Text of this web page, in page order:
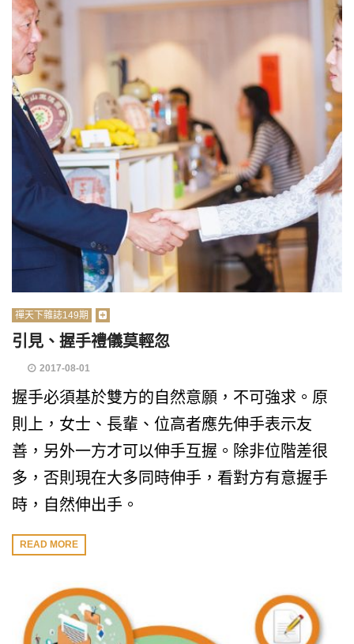
禪天下雜誌149期
引見、握手禮儀莫輕忽
2017-08-01
握手必須基於雙方的自然意願，不可強求。原
則上，女士、長輩、位高者應先伸手表示友
善，另外一方才可以伸手互握。除非位階差很
多，否則現在大多同時伸手，看對方有意握手
時，自然伸出手。
READ MORE